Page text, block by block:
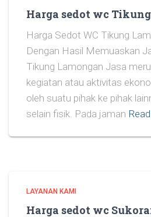
Harga sedot wc
Harga Sedot WC Tikung
Dengan Hasil Memuaskan
Tikung Lamongan Jasa
kegiatan atau aktivitas
oleh suatu pihak ke pihak
selain fisik. Pada jaman
LAYANAN KAMI
Harga sedot wc